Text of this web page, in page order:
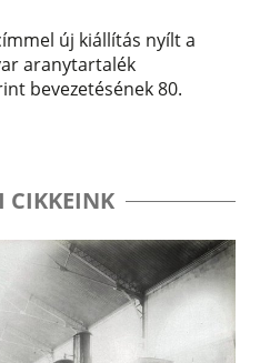
új kiállítás nyílt a
aranytartalék
bevezetésének 80.
CIKKEINK